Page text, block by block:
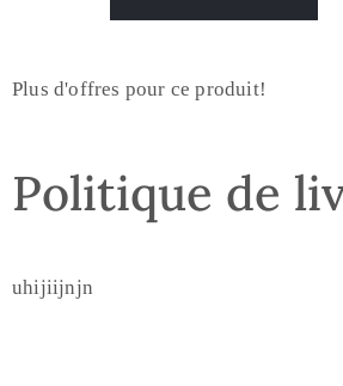
Plus d'offres pour ce produit!
Politique de
uhijiijnjn